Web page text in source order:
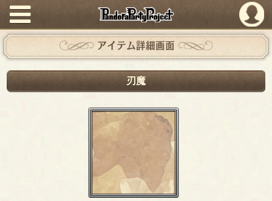
PandoraPartyProject
アイテム詳細画面
刃魔